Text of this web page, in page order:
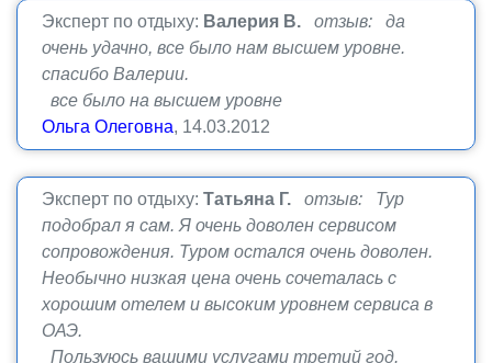
Эксперт по отдыху: Валерия В.
отзыв: да
очень удачно, все было нам высшем уровне.
спасибо Валерии.
все было на высшем уровне
Ольга Олеговна, 14.03.2012
Эксперт по отдыху: Татьяна Г.
отзыв: Тур
подобрал я сам. Я очень доволен сервисом
сопровождения. Туром остался очень доволен.
Необычно низкая цена очень сочеталась с
хорошим отелем и высоким уровнем сервиса в
ОАЭ.
Пользуюсь вашими услугами третий год.